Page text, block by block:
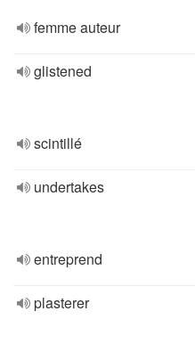
femme auteur
glistened
scintillé
undertakes
entreprend
plasterer